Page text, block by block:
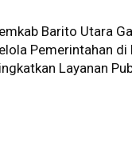
Barito Utara
Pemerintahan di
Layanan